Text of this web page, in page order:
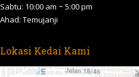
Sabtu: 10:00 am ~ 5:00 pm
Ahad: Temujanji
Lokasi Kedai Kami